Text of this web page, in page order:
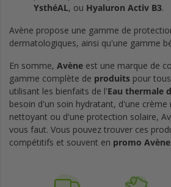
YsthéAL, ou Hyaluron Activ B3.
Avène propose une gamme de
dermatologiques, ainsi qu'une gamme
En somme, Avène est une marque de
gamme complète de produits pour
utilisant les bienfaits de l'Eau thermale
besoin d'un soin hydratant, d'une crème
nettoyant ou d'une protection solaire,
vous faut. Vous pouvez trouver ces
compétitifs et souvent en promo Avène